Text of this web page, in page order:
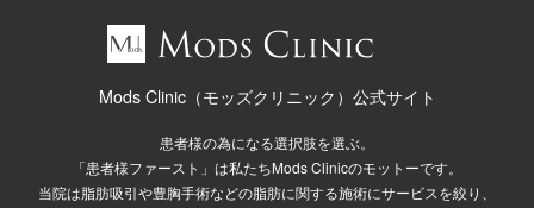
Mods Clinic（モッズクリニック）公式サイト
患者様の為になる選択肢を選ぶ。
「患者様ファースト」は私たちMods Clinicのモットーです。
当院は脂肪吸引や豊胸手術などの脂肪に関する施術にサービスを絞り、